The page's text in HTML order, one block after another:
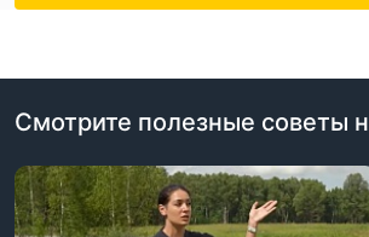
Смотрите полезные советы